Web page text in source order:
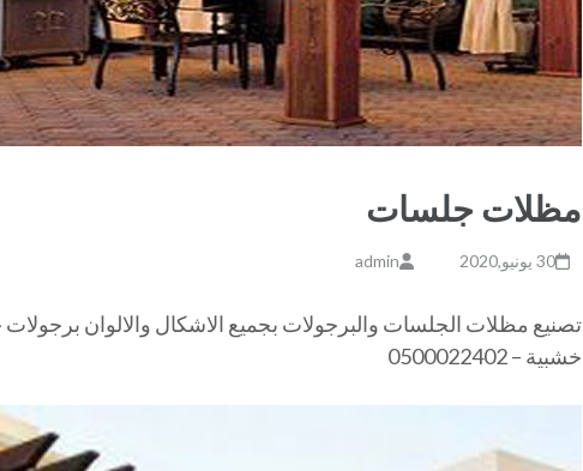
مظلات جلسات
30 يونيو,2020 admin
تصنيع مظلات الجلسات والبرجولات بجميع الاشكال والالوان
خشبية – 0500022402